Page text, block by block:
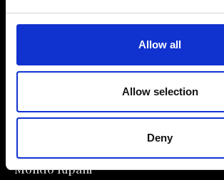
Allow all
Allow selection
Deny
Entra nella Community
Mondo Ripani